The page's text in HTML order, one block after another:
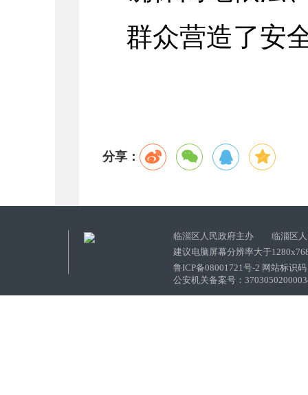
群众营造了安
分享：
临淄区人民政府主办 临淄区人
建议电脑屏幕分辨率大于
鲁ICP备08001721号-2 网站标识
公安机关备案号：